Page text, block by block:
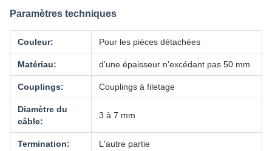
Paramètres techniques
Couleur: Pour les pièces détachées
Matériau: d'une épaisseur n'excédant pas 50 mm
Couplings: Couplings à filetage
Diamètre du
câble:
3 à 7 mm
Termination: L'autre partie